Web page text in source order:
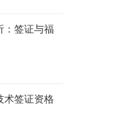
：签证与福
术签证资格